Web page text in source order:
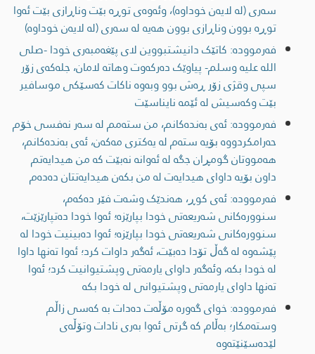
سەری (لە لایەن خوداوە)، وئەوەی توڕە بێت وناڕازی بێت ئەوا
توڕە بوون وناڕازی بوون هەیە لە سەری (لە لایەن خوداوە)
فەرموودە: کاتێک دانیشتبووین لای پێغەمبەری خودا -صلى
اللە علیە وسلم- پیاوێک دەرکەوت وهاتە لامان، جلەکەی زۆر
سپی وقژی زۆر ڕەش بوو وبەوە ناکات کەسێکی موسافیر
بێت وکەسیش لە ئێمە نایناسێت
فەرموودە: ئەی بەندەکانم، من ستەمم لە سەر نەفسی خۆم
حەرامکردووە بۆیە ستەم لە یەکتری مەکەن، ئەی بەندەکانم،
هەمووتان گومڕان جگە لە ئەوانە نەبێت کە من هیدایەتم
داون بۆیە داوای هیدایەت لە من بکەن هیدایەتتان دەدەم
فەرموودە: ئەی کوڕ، هەندێک وشەت فێر دەکەم،
سنوورەکانی شەریعەتی خودا بپارێزە؛ ئەوا خودا دەتپارێزێت،
سنوورەکانی شەریعەتی خودا بپارێزە؛ ئەوا دەبینیت خودا لە
پێشەوە لە گەڵ تۆدا دەبێت، ئەگەر داوات کرد؛ ئەوا تەنها داوا
لە خودا بکە، وئەگەر داواى يارمەتی وپشتیوانیت كرد؛ ئەوا
تەنها داواى يارمەتى وپشتیوانی له خودا بكه
فەرموودە: خوای گەورە مۆڵەت دەدات بە کەسی زاڵم
وستەمکار؛ بەڵام کە گرتی ئەوا بەری نادات وتۆڵەی
لێدەسێنێتەوە